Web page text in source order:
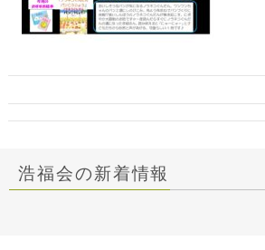
浩福会の新着情報